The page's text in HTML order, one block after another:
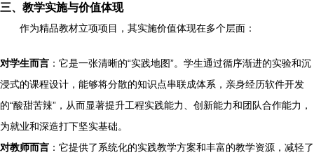
三、教学实施与价值体现
作为精品教材立项项目，其实施价值体现在多个层面：
对学生而言 ：它是一张清晰的“实践地图”。学生通过循序渐进的实验和沉
浸式的课程设计，能够将分散的知识点串联成体系，亲身经历软件开发
的“酸甜苦辣”，从而显著提升工程实践能力、创新能力和团队合作能力，
为就业和深造打下坚实基础。
对教师而言 ：它提供了系统化的实践教学方案和丰富的教学资源，减轻了